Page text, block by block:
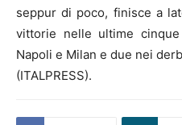
seppur di poco, finisce a
vittorie nelle ultime
Napoli e Milan e due nei
(ITALPRESS).